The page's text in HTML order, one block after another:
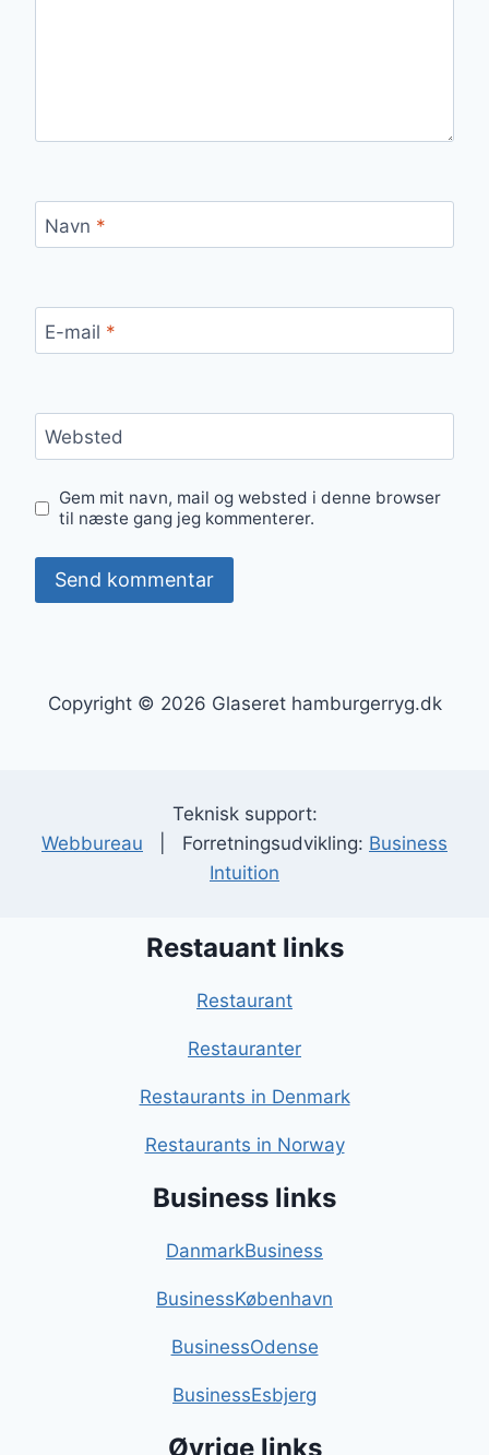
Navn *
E-mail *
Websted
Gem mit navn, mail og websted i denne browser
til næste gang jeg kommenterer.
Copyright © 2026 Glaseret hamburgerryg.dk
Teknisk support:
Webbureau | Forretningsudvikling: Business
Intuition
Restauant links
Restaurant
Restauranter
Restaurants in Denmark
Restaurants in Norway
Business links
DanmarkBusiness
BusinessKøbenhavn
BusinessOdense
BusinessEsbjerg
Øvrige links